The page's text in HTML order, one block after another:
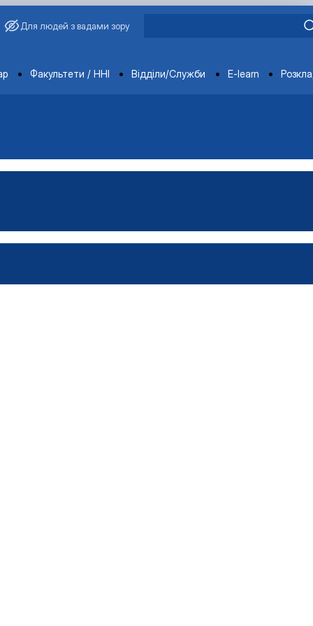
Для людей з вадами зору
Факультети / ННІ Відділи/Служби E-learn